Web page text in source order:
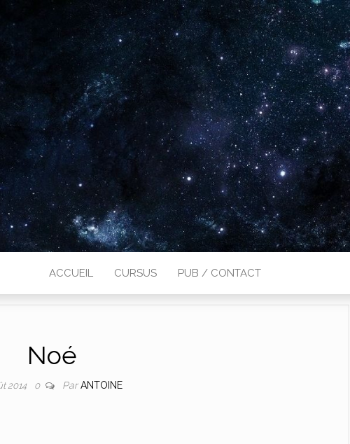
ACCUEIL CURSUS PUB / CONTACT
Noé
2014 0 ParANTOINE